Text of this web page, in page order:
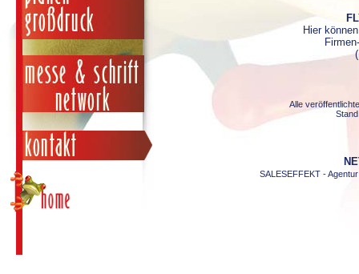
Hier
Alle
SALESEFFEKT -